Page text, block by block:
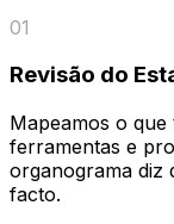
01
Revisão do
Mapeamos o que
ferramentas e
organograma diz
facto.